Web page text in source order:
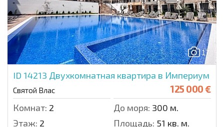
17
ID 14213 Двухкомнатная квартира в Империум
Святой Влас 125 000 €
Комнат: 2 До моря: 300 м.
Этаж: 2 Площадь: 51 кв. м.